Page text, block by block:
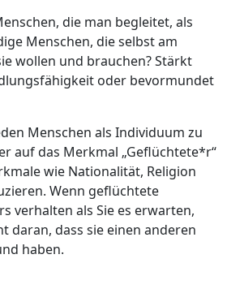
die man begleitet, als
Menschen, die selbst am
wollen und brauchen? Stärkt
oder bevormundet
Menschen als Individuum zu
auf das Merkmal „Geflüchtete*r“
wie Nationalität, Religion
Wenn geflüchtete
verhalten als Sie es erwarten,
daran, dass sie einen anderen
haben.